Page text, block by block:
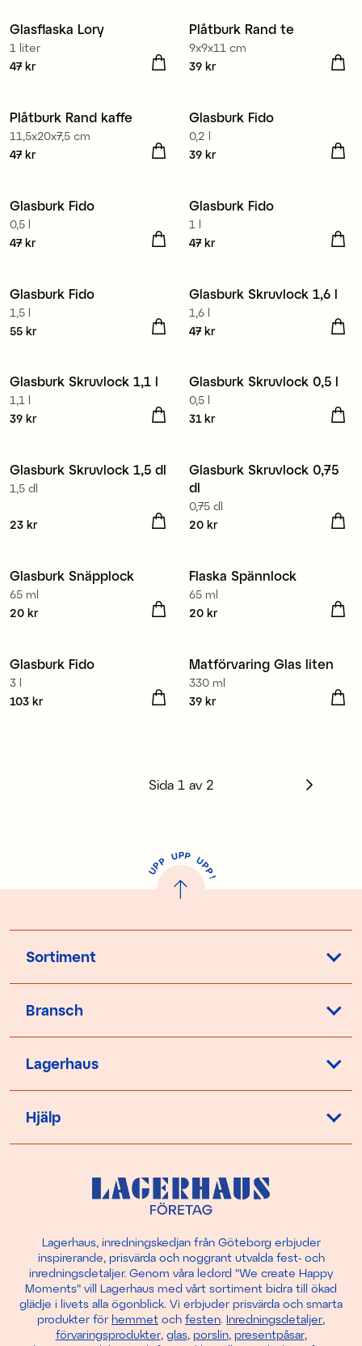
Glasflaska Lory
1 liter
Pris:
47 kr
Plåtburk Rand te
9x9x11 cm
Pris:
39 kr
Plåtburk Rand kaffe
11,5x20x7,5 cm
Pris:
47 kr
Glasburk Fido
0,2 l
Pris:
39 kr
Glasburk Fido
0,5 l
Pris:
47 kr
Glasburk Fido
1 l
Pris:
47 kr
Glasburk Fido
1,5 l
Pris:
55 kr
Glasburk Skruvlock 1,6 l
1,6 l
Pris:
47 kr
Glasburk Skruvlock 1,1 l
1,1 l
Pris:
39 kr
Glasburk Skruvlock 0,5 l
0,5 l
Pris:
31 kr
Glasburk Skruvlock 1,5 dl
1,5 dl
Pris:
23 kr
Glasburk Skruvlock 0,75
dl
0,75 dl
Pris:20 kr
20 kr
Glasburk Snäpplock
65 ml
Pris:20 kr
20 kr
Flaska Spännlock
65 ml
Pris:20 kr
20 kr
Glasburk Fido
3 l
Pris :103 kr
103 kr
Matförvaring Glas liten
330 ml
Pris:
39 kr
Sida 1 av 2
U
P
P UPP UP
P
!
Sortiment
Bransch
Lagerhaus
Hjälp
Lagerhaus, inredningskedjan från Göteborg erbjuder
inspirerande, prisvärda och noggrant utvalda fest- och
inredningsdetaljer. Genom våra ledord "We create Happy
Moments" vill Lagerhaus med vårt sortiment bidra till ökad
glädje i livets alla ögonblick. Vi erbjuder prisvärda och smarta
produkter för hemmet och festen. Inredningsdetaljer,
förvaringsprodukter, glas, porslin, presentpåsar,